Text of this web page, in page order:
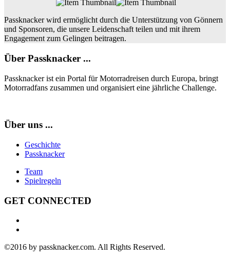
Passknacker wird ermöglicht durch die Unterstützung von Gönnern
und Sponsoren, die unsere Leidenschaft teilen und mit ihrem
Engagement zum Gelingen beitragen.
Über Passknacker ...
Passknacker ist ein Portal für Motorradreisen durch Europa, bringt
Motorradfans zusammen und organisiert eine jährliche Challenge.
Über uns ...
Geschichte
Passknacker
Team
Spielregeln
GET CONNECTED
©2016 by passknacker.com. All Rights Reserved.